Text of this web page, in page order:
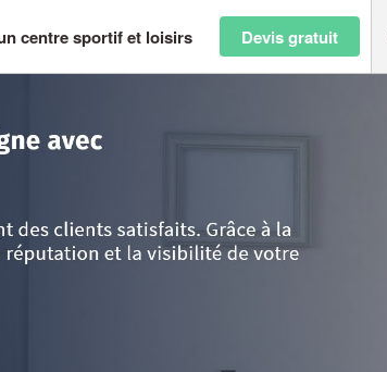
centre sportif et loisirs Devis gratuit